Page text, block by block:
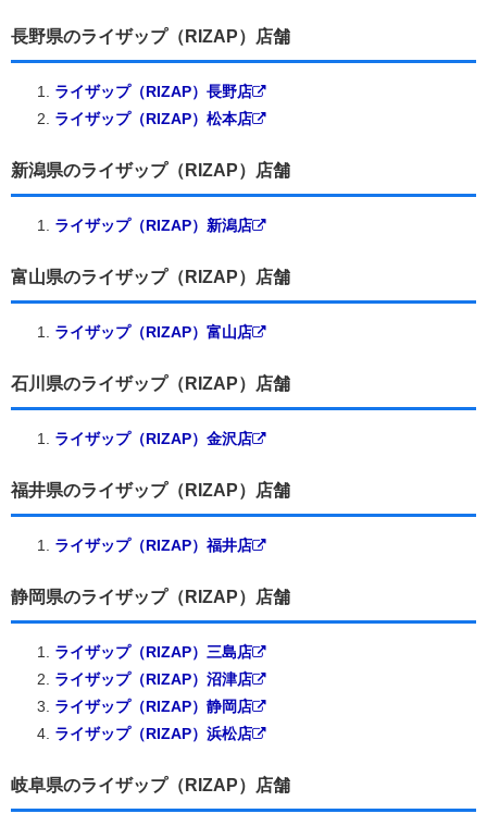
長野県のライザップ（RIZAP）店舗
ライザップ（RIZAP）長野店
ライザップ（RIZAP）松本店
新潟県のライザップ（RIZAP）店舗
ライザップ（RIZAP）新潟店
富山県のライザップ（RIZAP）店舗
ライザップ（RIZAP）富山店
石川県のライザップ（RIZAP）店舗
ライザップ（RIZAP）金沢店
福井県のライザップ（RIZAP）店舗
ライザップ（RIZAP）福井店
静岡県のライザップ（RIZAP）店舗
ライザップ（RIZAP）三島店
ライザップ（RIZAP）沼津店
ライザップ（RIZAP）静岡店
ライザップ（RIZAP）浜松店
岐阜県のライザップ（RIZAP）店舗